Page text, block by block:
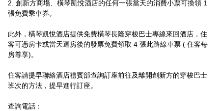
2. 創新方商場、橫琴凱悅酒店的任何一張當天的消費小票可換領 1
張免費乘車券。
此外，橫琴凱悅酒店提供免費橫琴長隆穿梭巴士專線來回酒店，住
客可憑房卡或當天退房後的發票免費領取 4 張此路線車票 ( 住客每
房尊享)。
住客請提早聯絡酒店禮賓部查詢訂座前往及離開創新方的穿梭巴士
班次的方法，提早進行訂座。
查詢電話：